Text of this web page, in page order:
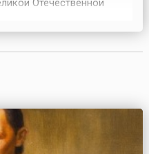
Отечественной
овладеть крепостью.
време...